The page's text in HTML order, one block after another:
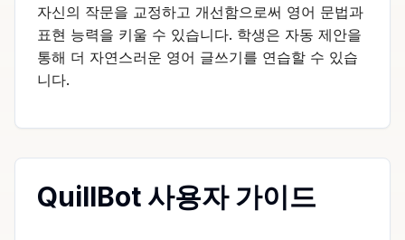
자신의 작문을 교정하고 개선함으로써 영어 문법과
표현 능력을 키울 수 있습니다. 학생은 자동 제안을
통해 더 자연스러운 영어 글쓰기를 연습할 수 있습
니다.
QuillBot 사용자 가이드